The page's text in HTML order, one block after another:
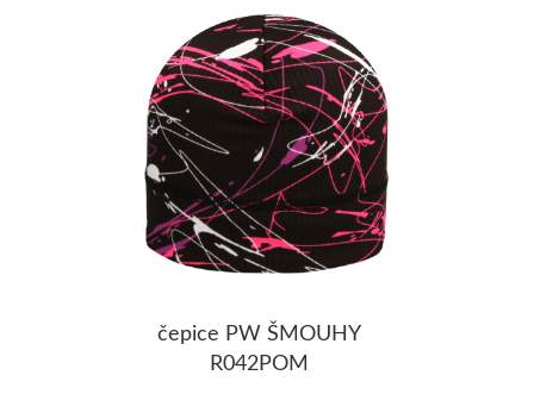
čepice PW ŠMOUHY
R042POM